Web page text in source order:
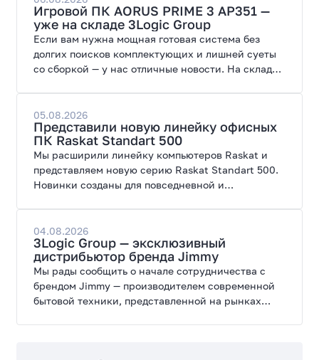
Игровой ПК AORUS PRIME 3 AP351 —
уже на складе 3Logic Group
Если вам нужна мощная готовая система без
долгих поисков комплектующих и лишней суеты
со сборкой — у нас отличные новости. На склад
современных игр и работы с нейросетями.
05.08.2026
Представили новую линейку офисных
ПК Raskat Standart 500
Мы расширили линейку компьютеров Raskat и
представляем новую серию Raskat Standart 500.
Новинки созданы для повседневной и
широкие возможности модернизации.
04.08.2026
3Logic Group — эксклюзивный
дистрибьютор бренда Jimmy
Мы рады сообщить о начале сотрудничества с
брендом Jimmy — производителем современной
бытовой техники, представленной на рынках